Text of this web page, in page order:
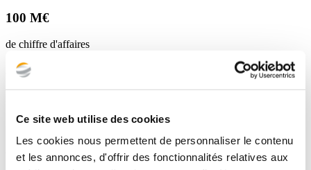
Ce site web utilise des cookies
Les cookies nous permettent de personnaliser le contenu
et les annonces, d'offrir des fonctionnalités relatives aux
100 M€
de chiffre d'affaires
850
75%
du capital détenu par nos salariés